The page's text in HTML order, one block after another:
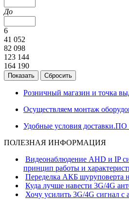
До
6
41 052
82 098
123 144
164 190
Розничный магазин и точка
Осуществляем монтаж
Удобные условия доставки.ПО
ПОЛЕЗНАЯ ИНФОРМАЦИЯ
Видеонаблюдение AHD и IP
принцип работы и
Переделка АКБ шуруповерта
Куда лучше навести 3G/4G
Хочу усилить 3G/4G сигнал с